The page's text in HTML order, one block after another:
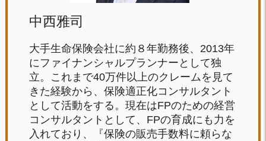
中西雅司
大手生命保険会社に約８年勤務後、2013年
にファイナンシャルプランナーとして独
立。これまで40万件以上のクレームを見て
きた経験から、保険適正化コンサルタント
として活動をする。現在はFPのための経営
コンサルタントとして、FPの育成にも力を
入れており、『保険の販売手数料に頼らな